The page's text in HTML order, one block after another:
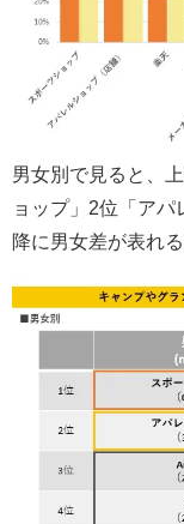
男女別で見ると、
ョップ」2位「ア
降に男女差が表れ